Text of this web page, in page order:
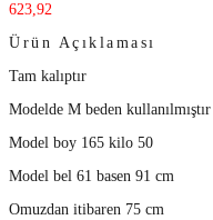
623,92
Ürün Açıklaması
Tam kalıptır
Modelde M beden kullanılmıştır
Model boy 165 kilo 50
Model bel 61 basen 91 cm
Omuzdan itibaren 75 cm